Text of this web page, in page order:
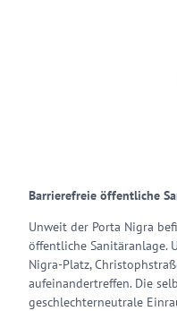
Barrierefreie öffentliche
Unweit der Porta Nigra
öffentliche Sanitäranlage.
Nigra-Platz,
aufeinandertreffen. Die
geschlechterneutrale